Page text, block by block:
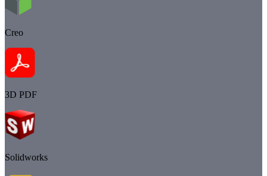
Creo
3D PDF
Solidworks